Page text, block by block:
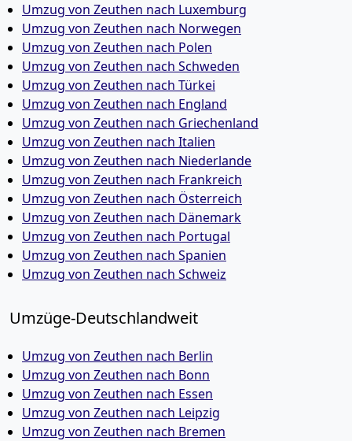
Umzug von Zeuthen nach Luxemburg
Umzug von Zeuthen nach Norwegen
Umzug von Zeuthen nach Polen
Umzug von Zeuthen nach Schweden
Umzug von Zeuthen nach Türkei
Umzug von Zeuthen nach England
Umzug von Zeuthen nach Griechenland
Umzug von Zeuthen nach Italien
Umzug von Zeuthen nach Niederlande
Umzug von Zeuthen nach Frankreich
Umzug von Zeuthen nach Österreich
Umzug von Zeuthen nach Dänemark
Umzug von Zeuthen nach Portugal
Umzug von Zeuthen nach Spanien
Umzug von Zeuthen nach Schweiz
Umzüge-Deutschlandweit
Umzug von Zeuthen nach Berlin
Umzug von Zeuthen nach Bonn
Umzug von Zeuthen nach Essen
Umzug von Zeuthen nach Leipzig
Umzug von Zeuthen nach Bremen